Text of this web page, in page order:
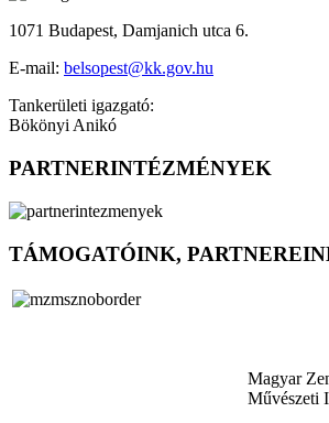
1071 Budapest, Damjanich utca 6.
E-mail: belsopest@kk.gov.hu
Tankerületi igazgató:
Bökönyi Anikó
PARTNERINTÉZMÉNYEK
TÁMOGATÓINK,
Magyar
Művészeti